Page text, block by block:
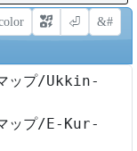
⏎ &#